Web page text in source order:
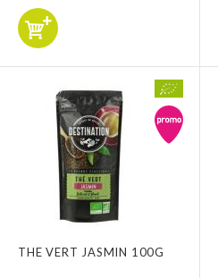
THE VERT JASMIN 100G